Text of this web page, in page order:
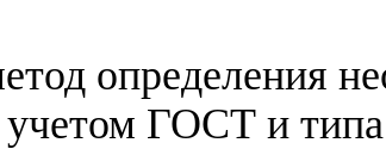
определения
учетом ГОСТ и